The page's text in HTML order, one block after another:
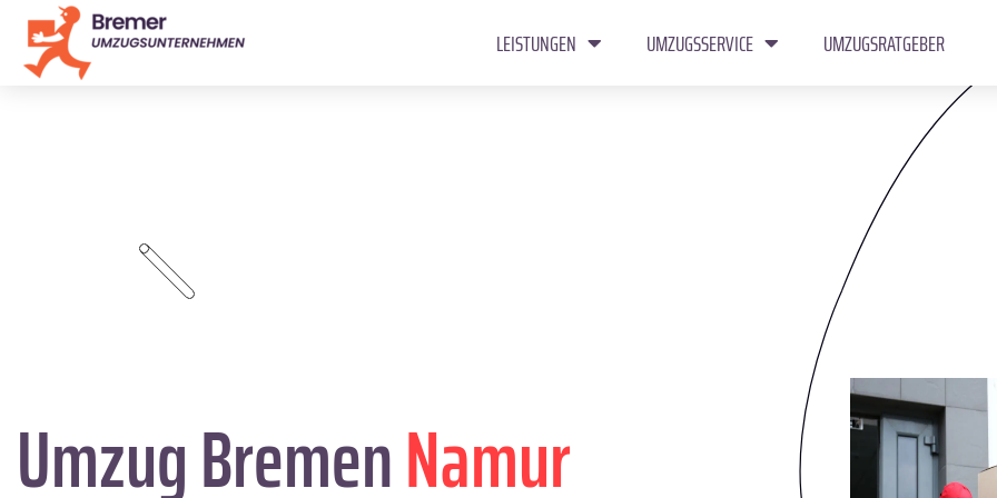
LEISTUNGEN UMZUGSSERVICE UMZUGSRATGEBER
Umzug BremenNamur